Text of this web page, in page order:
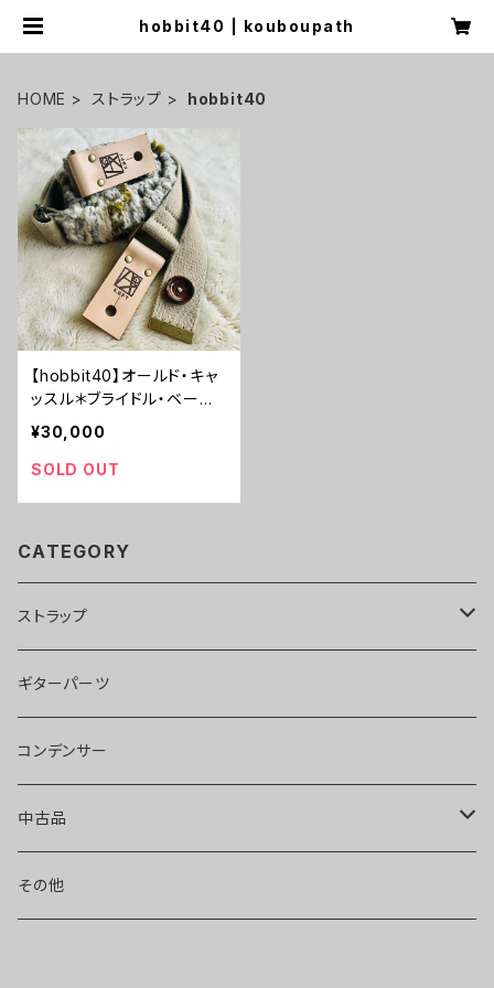
hobbit40 | kouboupath
HOME ストラップ hobbit40
【hobbit40】オールド・キャ
ッスル＊ブライドル・ベージ
ュレザー【ピン径8mm/とく
べつなギターストラップ/oc
bdbg1hb】
¥30,000
SOLD OUT
CATEGORY
ストラップ
llama40
pony40
hobbit40
ギターパーツ
コンデンサー
中古品
エフェクター
その他